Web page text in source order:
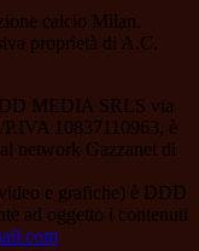
calcio Milan.
proprietà di A.C.
MEDIA SRLS via
10837110963, è
network Gazzanet di
e grafiche) è DDD
ad oggetto i contenuti